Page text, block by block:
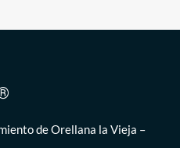
de Orellana la Vieja –